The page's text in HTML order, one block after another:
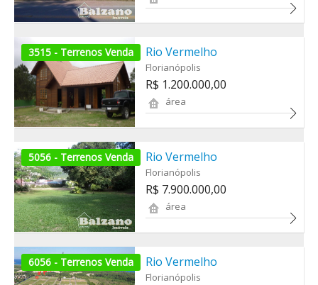
3515 - Terrenos Venda Rio Vermelho
Florianópolis
R$ 1.200.000,00
área
5056 - Terrenos Venda Rio Vermelho
Florianópolis
R$ 7.900.000,00
área
6056 - Terrenos Venda Rio Vermelho
Florianópolis